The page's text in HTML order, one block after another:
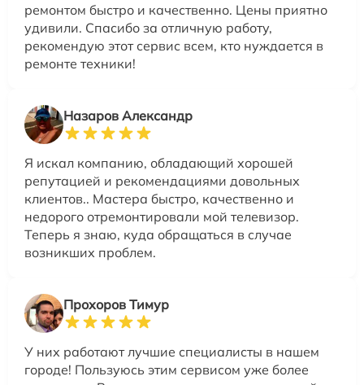
ремонтом быстро и качественно. Цены приятно
удивили. Спасибо за отличную работу,
рекомендую этот сервис всем, кто нуждается в
ремонте техники!
Назаров Александр
Я искал компанию, обладающий хорошей
репутацией и рекомендациями довольных
клиентов.. Мастера быстро, качественно и
недорого отремонтировали мой телевизор.
Теперь я знаю, куда обращаться в случае
возникших проблем.
Прохоров Тимур
У них работают лучшие специалисты в нашем
городе! Пользуюсь этим сервисом уже более